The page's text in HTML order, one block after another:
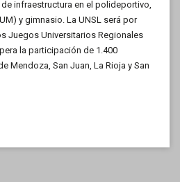
infraestructura en el polideportivo,
y gimnasio. La UNSL será por
Juegos Universitarios Regionales
la participación de 1.400
Mendoza, San Juan, La Rioja y San